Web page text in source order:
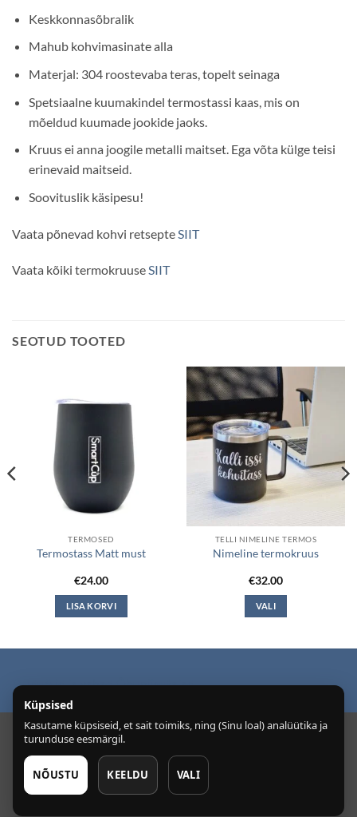
Keskkonnasõbralik
Mahub kohvimasinate alla
Materjal: 304 roostevaba teras, topelt seinaga
Spetsiaalne kuumakindel termostassi kaas, mis on
mõeldud kuumade jookide jaoks.
Kruus ei anna joogile metalli maitset. Ega võta külge teisi
erinevaid maitseid.
Soovituslik käsipesu!
Vaata põnevad kohvi retsepte SIIT
Vaata kõiki termokruuseSIIT
SEOTUD TOOTED
TERMOSED
Termostass Matt must
€24.00
LISA KORVI
TELLI NIMELINE TERMOS
Nimeline termokruus
€32.00
VALI
options
Puiduõlid ja vahadÕhuniisutajad
Info@smartcup.ee Tel: + 372 55 72 752
Copyright 2026 ©SmartcupEesti OÜ
Küpsised
Kasutame küpsiseid, et sait toimiks, ning (Sinu loal) analüütika ja
turunduse eesmärgil.
NÕUSTU KEELDU VALI